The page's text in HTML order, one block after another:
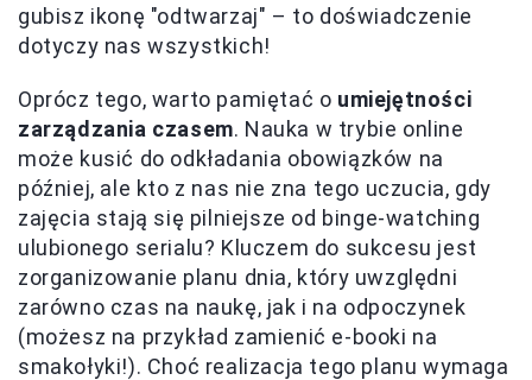
gubisz ikonę "odtwarzaj" – to doświadczenie
dotyczy nas wszystkich!
Oprócz tego, warto pamiętać o umiejętności
zarządzania czasem. Nauka w trybie online
może kusić do odkładania obowiązków na
później, ale kto z nas nie zna tego uczucia, gdy
zajęcia stają się pilniejsze od binge-watching
ulubionego serialu? Kluczem do sukcesu jest
zorganizowanie planu dnia, który uwzględni
zarówno czas na naukę, jak i na odpoczynek
(możesz na przykład zamienić e-booki na
smakołyki!). Choć realizacja tego planu wymaga